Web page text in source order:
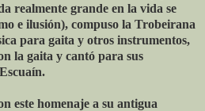
realmente grande en la vida se
e ilusión), compuso la Trobeirana
para gaita y otros instrumentos,
la gaita y cantó para sus
este homenaje a su antigua